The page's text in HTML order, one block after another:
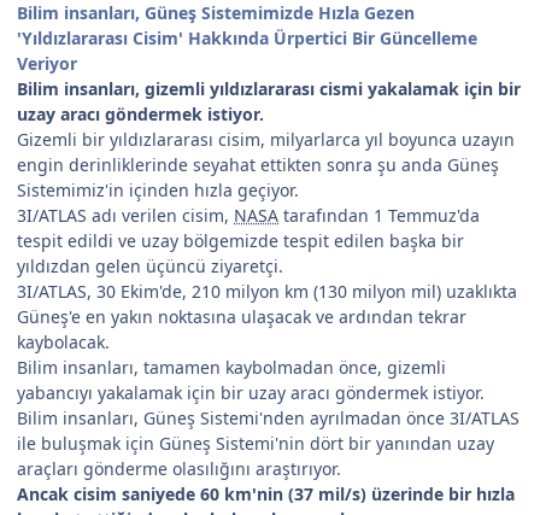
Bilim insanları, Güneş Sistemimizde Hızla Gezen
'Yıldızlararası Cisim' Hakkında Ürpertici Bir Güncelleme
Veriyor
Bilim insanları, gizemli yıldızlararası cismi yakalamak için bir
uzay aracı göndermek istiyor.
Gizemli bir yıldızlararası cisim, milyarlarca yıl boyunca uzayın
engin derinliklerinde seyahat ettikten sonra şu anda Güneş
Sistemimiz'in içinden hızla geçiyor.
3I/ATLAS adı verilen cisim, NASA tarafından 1 Temmuz'da
tespit edildi ve uzay bölgemizde tespit edilen başka bir
yıldızdan gelen üçüncü ziyaretçi.
3I/ATLAS, 30 Ekim'de, 210 milyon km (130 milyon mil) uzaklıkta
Güneş'e en yakın noktasına ulaşacak ve ardından tekrar
kaybolacak.
Bilim insanları, tamamen kaybolmadan önce, gizemli
yabancıyı yakalamak için bir uzay aracı göndermek istiyor.
Bilim insanları, Güneş Sistemi'nden ayrılmadan önce 3I/ATLAS
ile buluşmak için Güneş Sistemi'nin dört bir yanından uzay
araçları gönderme olasılığını araştırıyor.
Ancak cisim saniyede 60 km'nin (37 mil/s) üzerinde bir hızla